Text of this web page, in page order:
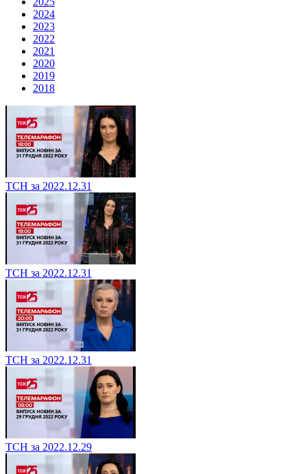
2024
2023
2022
2021
2020
2019
2018
ТСН за 2022.12.31
ТСН за 2022.12.31
ТСН за 2022.12.31
ТСН за 2022.12.29